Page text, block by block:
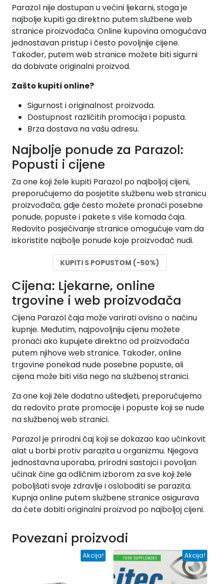
Parazol nije dostupan u većini ljekarni, stoga je
najbolje kupiti ga direktno putem službene web
stranice proizvođača. Online kupovina omogućava
jednostavan pristup i često povoljnije cijene.
Također, putem web stranice možete biti sigurni
da dobivate originalni proizvod.
Zašto kupiti online?
Sigurnost i originalnost proizvoda.
Dostupnost različitih promocija i popusta.
Brza dostava na vašu adresu.
Najbolje ponude za Parazol:
Popusti i cijene
Za one koji žele kupiti Parazol po najboljoj cijeni,
preporučujemo da posjetite službenu web stranicu
proizvođača, gdje često možete pronaći posebne
ponude, popuste i pakete s više komada čaja.
Redovito posjećivanje stranice omogućuje vam da
iskoristite najbolje ponude koje proizvođač nudi.
KUPITI S POPUSTOM (-50%)
Cijena: Ljekarne, online
trgovine i web proizvođača
Cijena Parazol čaja može varirati ovisno o načinu
kupnje. Međutim, najpovoljniju cijenu možete
pronaći ako kupujete direktno od proizvođača
putem njihove web stranice. Također, online
trgovine ponekad nude posebne popuste, ali
cijena može biti viša nego na službenoj stranici.
Za one koji žele dodatno uštedjeti, preporučujemo
da redovito prate promocije i popuste koji se nude
na službenoj web stranici.
Parazol je prirodni čaj koji se dokazao kao učinkovit
alat u borbi protiv parazita u organizmu. Njegova
jednostavna uporaba, prirodni sastojci i povoljan
učinak čine ga odličnim izborom za sve koji žele
poboljšati svoje zdravlje i osloboditi se parazita.
Kupnja online putem službene stranice osigurava
da ćete dobiti originalni proizvod po najboljoj cijeni.
Povezani proizvodi
Akcija! Akcija!